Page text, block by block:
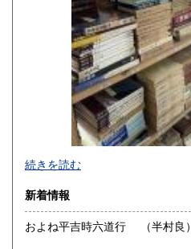
-
沿線名：-
最寄駅：-
営業時間：-
定休日：-
続きを読む
新着情報
およね平吉時六道行 （半村良）